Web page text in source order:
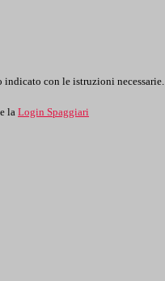
con le istruzioni necessarie.
la Login Spaggiari